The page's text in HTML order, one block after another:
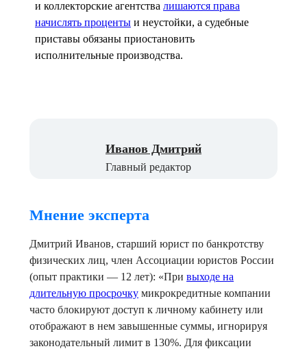
и коллекторские агентства лишаются права
начислять проценты и неустойки, а судебные
приставы обязаны приостановить
исполнительные производства.
Иванов Дмитрий
Главный редактор
Мнение эксперта
Дмитрий Иванов, старший юрист по банкротству
физических лиц, член Ассоциации юристов России
(опыт практики — 12 лет): «При выходе на
длительную просрочку микрокредитные компании
часто блокируют доступ к личному кабинету или
отображают в нем завышенные суммы, игнорируя
законодательный лимит в 130%. Для фиксации